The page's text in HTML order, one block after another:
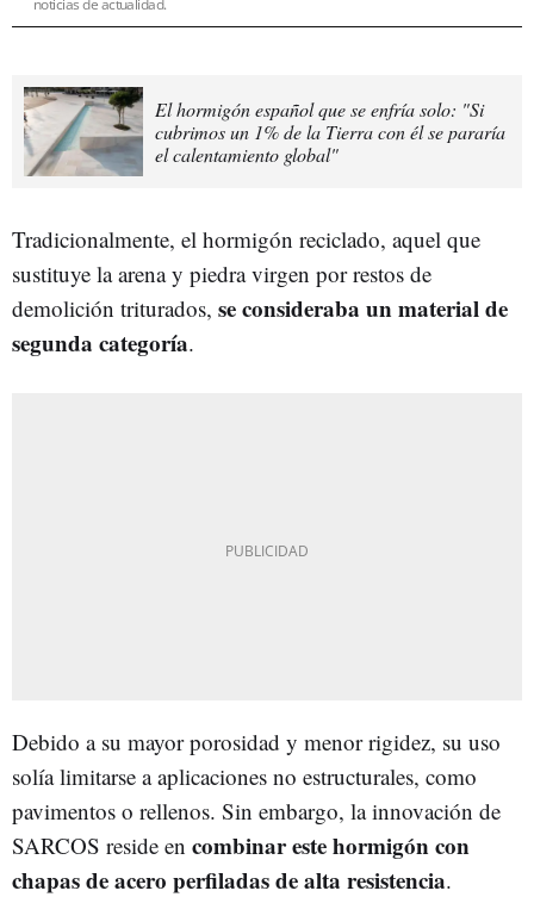
noticias de actualidad.
El hormigón español que se enfría solo: "Si
cubrimos un 1% de la Tierra con él se pararía
el calentamiento global"
Tradicionalmente, el hormigón reciclado, aquel que
sustituye la arena y piedra virgen por restos de
demolición triturados, se consideraba un material de
segunda categoría.
Debido a su mayor porosidad y menor rigidez, su uso
solía limitarse a aplicaciones no estructurales, como
pavimentos o rellenos. Sin embargo, la innovación de
SARCOS reside en combinar este hormigón con
chapas de acero perfiladas de alta resistencia.